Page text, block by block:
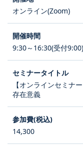
オンライン(Zoom)
9:30～16:30(受付9:00)
【オンラインセミナ
存在意義
14,300